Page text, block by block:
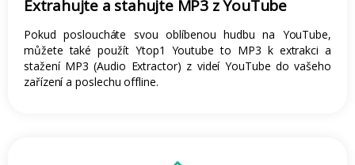
Extrahujte a stahujte MP3 z YouTube
Pokud posloucháte svou oblíbenou hudbu na YouTube,
můžete také použít Ytop1 Youtube to MP3 k extrakci a
stažení MP3 (Audio Extractor) z videí YouTube do vašeho
zařízení a poslechu offline.